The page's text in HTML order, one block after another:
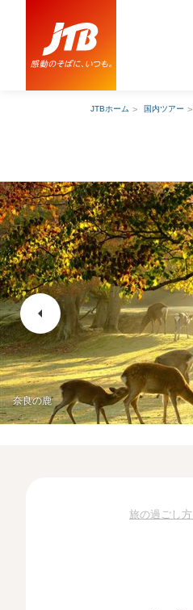
JTBホーム 国内ツアー
奈良の鹿
arrow_left
旅の過ごし